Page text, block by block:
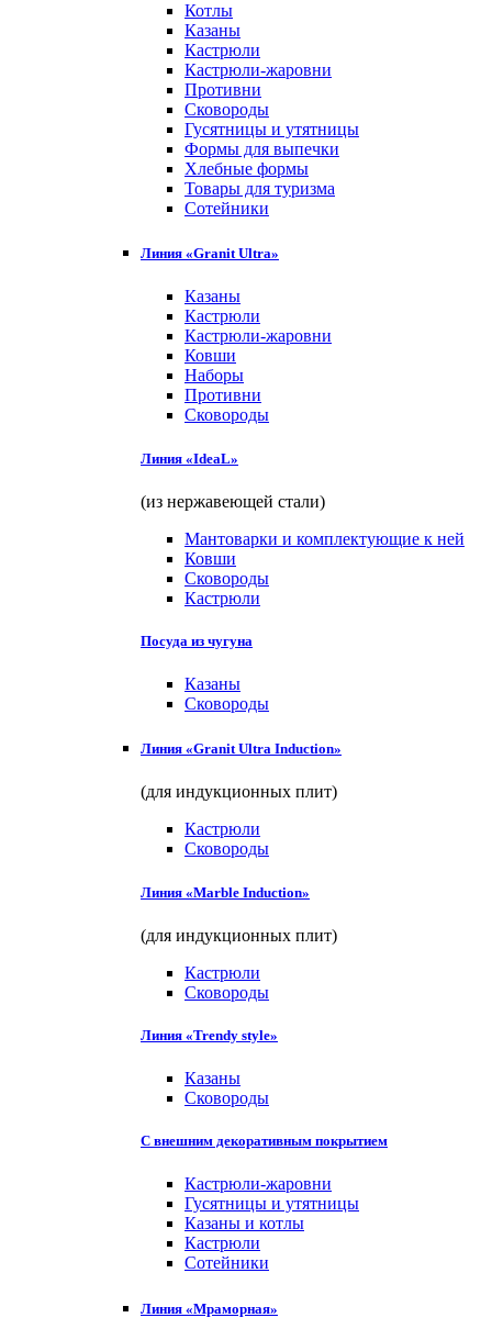
Котлы
Казаны
Кастрюли
Кастрюли-жаровни
Противни
Сковороды
Гусятницы и утятницы
Формы для выпечки
Хлебные формы
Товары для туризма
Сотейники
Линия «Granit Ultra»
Казаны
Кастрюли
Кастрюли-жаровни
Ковши
Наборы
Противни
Сковороды
Линия «IdeaL»
(из нержавеющей стали)
Мантоварки и комплектующие к ней
Ковши
Сковороды
Кастрюли
Посуда из чугуна
Казаны
Сковороды
Линия «Granit Ultra Induction»
(для индукционных плит)
Кастрюли
Сковороды
Линия «Marble Induction»
(для индукционных плит)
Кастрюли
Сковороды
Линия «Trendy style»
Казаны
Сковороды
С внешним декоративным покрытием
Кастрюли-жаровни
Гусятницы и утятницы
Казаны и котлы
Кастрюли
Сотейники
Линия «Мраморная»